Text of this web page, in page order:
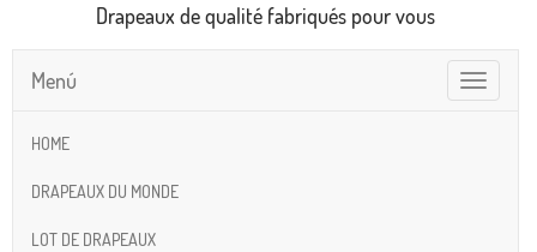
Drapeaux de qualité fabriqués pour vous
Toggle
navigation
Menú
HOME
DRAPEAUX DU MONDE
LOT DE DRAPEAUX